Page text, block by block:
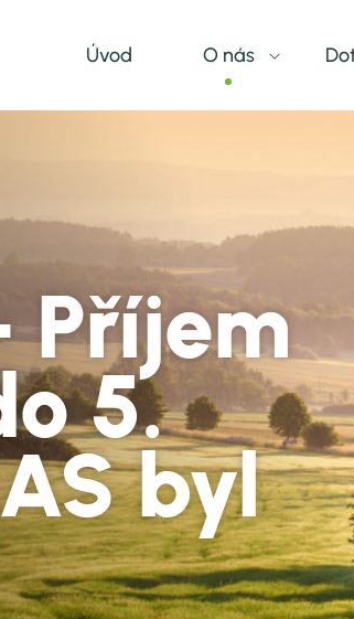
Úvod O nás
Zápisy
Výroční zprávy
Dokumenty MAS
Archiv zpráv
Loga MAS
Příjem
5.
byl